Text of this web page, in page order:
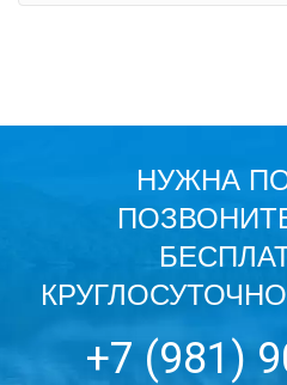
НУЖНА
+7 (981)